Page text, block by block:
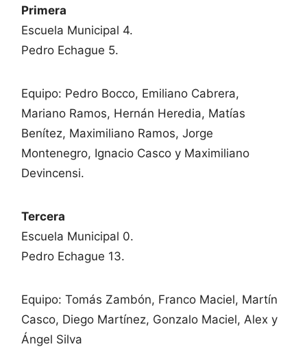
Primera
Escuela Municipal 4.
Pedro Echague 5.
Equipo: Pedro Bocco, Emiliano Cabrera,
Mariano Ramos, Hernán Heredia, Matías
Benítez, Maximiliano Ramos, Jorge
Montenegro, Ignacio Casco y Maximiliano
Devincensi.
Tercera
Escuela Municipal 0.
Pedro Echague 13.
Equipo: Tomás Zambón, Franco Maciel, Martín
Casco, Diego Martínez, Gonzalo Maciel, Alex y
Ángel Silva